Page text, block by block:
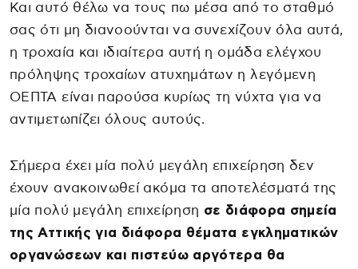
Και αυτό θέλω να τους πω μέσα από το σταθμό
σας ότι μη διανοούνται να συνεχίζουν όλα αυτά,
η τροχαία και ιδιαίτερα αυτή η ομάδα ελέγχου
πρόληψης τροχαίων ατυχημάτων η λεγόμενη
ΟΕΠΤΑ είναι παρούσα κυρίως τη νύχτα για να
αντιμετωπίζει όλους αυτούς.
Σήμερα έχει μία πολύ μεγάλη επιχείρηση δεν
έχουν ανακοινωθεί ακόμα τα αποτελέσματά της
μία πολύ μεγάλη επιχείρηση σε διάφορα σημεία
της Αττικής για διάφορα θέματα εγκληματικών
οργανώσεων και πιστεύω αργότερα θα